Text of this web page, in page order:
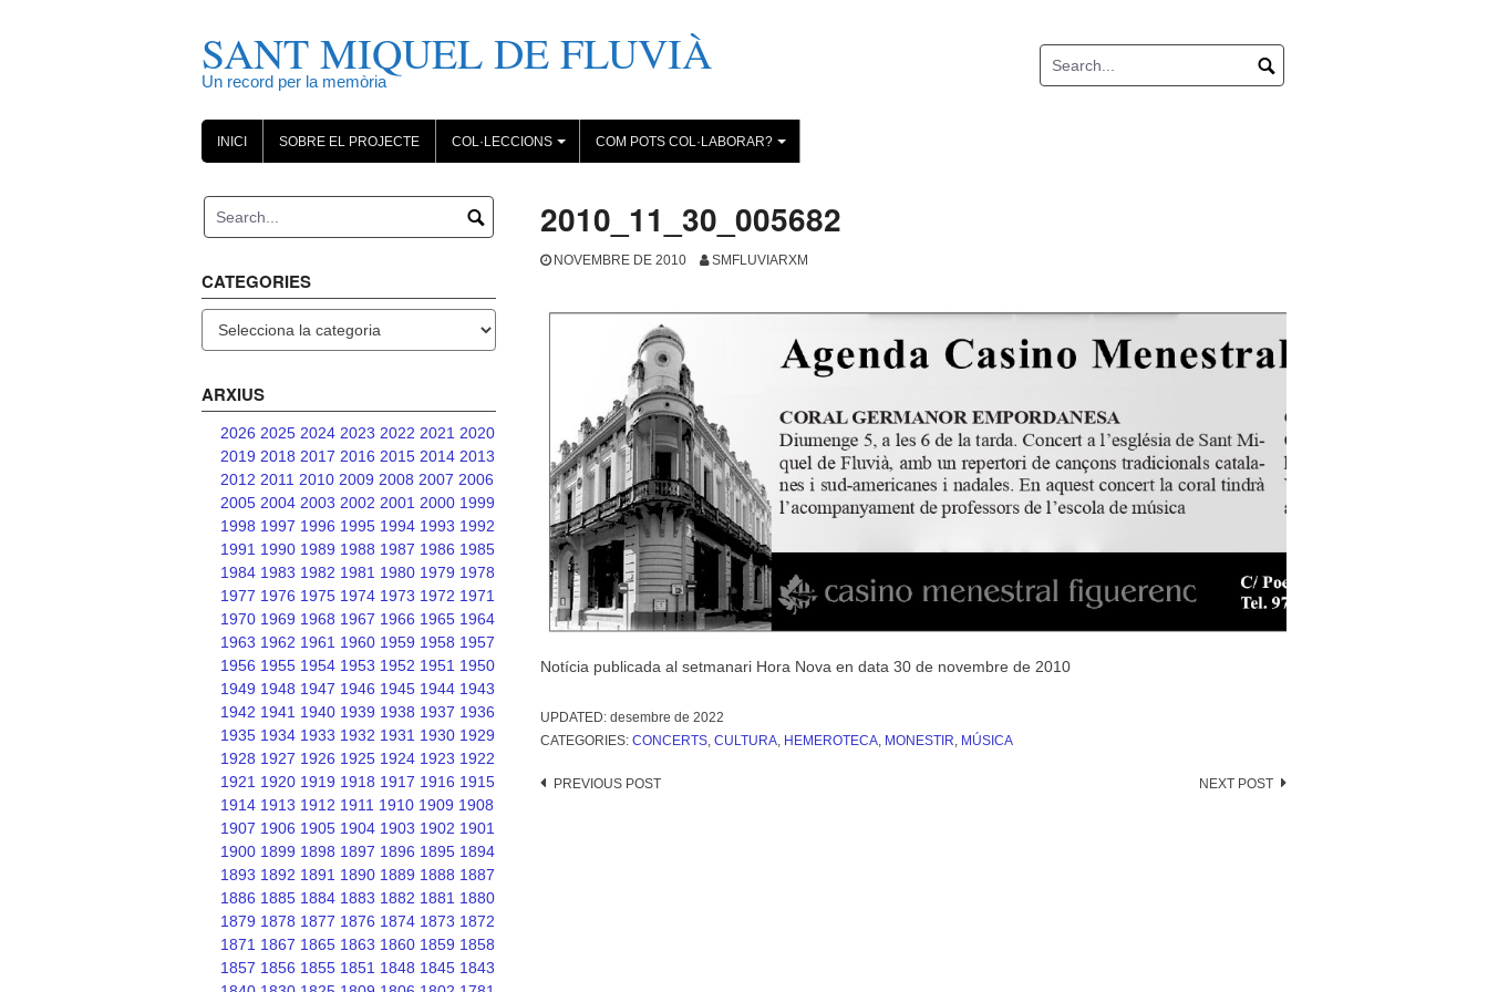
SANT MIQUEL DE FLUVIÀ
Un record per la memòria
INICI SOBRE EL PROJECTE
+
COL·LECCIONS
+
COM POTS COL·LABORAR?
2010_11_30_005682
NOVEMBRE DE 2010 SMFLUVIARXM
Notícia publicada al setmanari Hora Nova en data 30 de novembre de 2010
UPDATED: desembre de 2022
CATEGORIES: CONCERTS, CULTURA, HEMEROTECA, MONESTIR, MÚSICA
Post
PREVIOUS POST NEXT POST
CATEGORIES
ARXIUS
2026 2025 2024 2023 2022 2021 2020
2019 2018 2017 2016 2015 2014 2013
2012 2011 2010 2009 2008 2007 2006
2005 2004 2003 2002 2001 2000 1999
1998 1997 1996 1995 1994 1993 1992
1991 1990 1989 1988 1987 1986 1985
1984 1983 1982 1981 1980 1979 1978
1977 1976 1975 1974 1973 1972 1971
1970 1969 1968 1967 1966 1965 1964
1963 1962 1961 1960 1959 1958 1957
1956 1955 1954 1953 1952 1951 1950
1949 1948 1947 1946 1945 1944 1943
1942 1941 1940 1939 1938 1937 1936
1935 1934 1933 1932 1931 1930 1929
1928 1927 1926 1925 1924 1923 1922
1921 1920 1919 1918 1917 1916 1915
1914 1913 1912 1911 1910 1909 1908
1907 1906 1905 1904 1903 1902 1901
1900 1899 1898 1897 1896 1895 1894
1893 1892 1891 1890 1889 1888 1887
1886 1885 1884 1883 1882 1881 1880
1879 1878 1877 1876 1874 1873 1872
1871 1867 1865 1863 1860 1859 1858
1857 1856 1855 1851 1848 1845 1843